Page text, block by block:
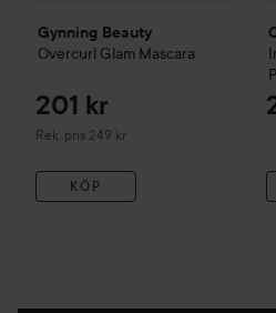
Gynning Beauty
Overcurl Glam Mascara
201 kr
Rek. pris 249 kr
Rekommenderat pris 249 kr
KÖP